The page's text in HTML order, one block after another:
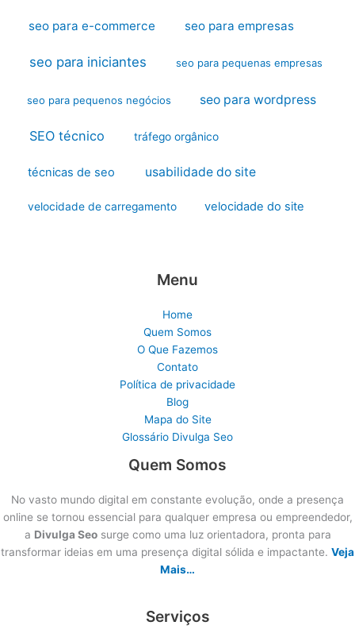
seo para e-commerce seo para empresas
seo para iniciantes seo para pequenas empresas
seo para pequenos negócios seo para wordpress
SEO técnico tráfego orgânico
técnicas de seo usabilidade do site
velocidade de carregamento velocidade do site
Menu
Home
Quem Somos
O Que Fazemos
Contato
Política de privacidade
Blog
Mapa do Site
Glossário Divulga Seo
Quem Somos
No vasto mundo digital em constante evolução, onde a presença
online se tornou essencial para qualquer empresa ou empreendedor,
a Divulga Seosurge como uma luz orientadora, pronta para
transformar ideias em uma presença digital sólida e impactante. Veja
Mais…
Serviços